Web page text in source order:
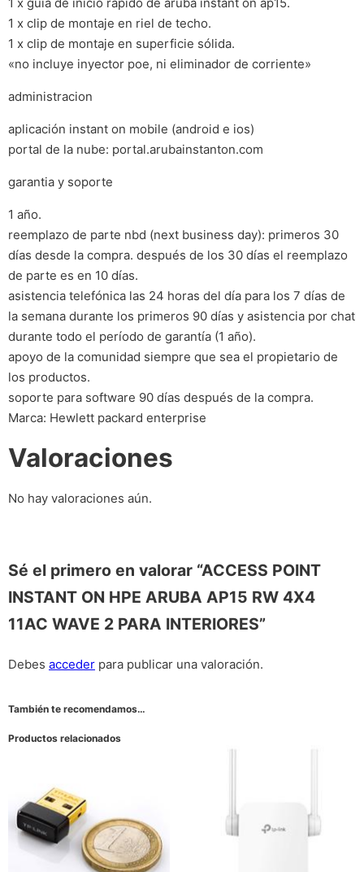
1 x guía de inicio rápido de aruba instant on ap15.
1 x clip de montaje en riel de techo.
1 x clip de montaje en superficie sólida.
«no incluye inyector poe, ni eliminador de corriente»
administracion
aplicación instant on mobile (android e ios)
portal de la nube: portal.arubainstanton.com
garantia y soporte
1 año.
reemplazo de parte nbd (next business day): primeros 30
días desde la compra. después de los 30 días el reemplazo
de parte es en 10 días.
asistencia telefónica las 24 horas del día para los 7 días de
la semana durante los primeros 90 días y asistencia por chat
durante todo el período de garantía (1 año).
apoyo de la comunidad siempre que sea el propietario de
los productos.
soporte para software 90 días después de la compra.
Marca: Hewlett packard enterprise
Valoraciones
No hay valoraciones aún.
Sé el primero en valorar “ACCESS POINT
INSTANT ON HPE ARUBA AP15 RW 4X4
11AC WAVE 2 PARA INTERIORES”
Debes acceder para publicar una valoración.
También te recomendamos…
Productos relacionados